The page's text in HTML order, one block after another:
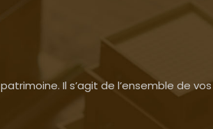
Il s’agit de l’ensemble de